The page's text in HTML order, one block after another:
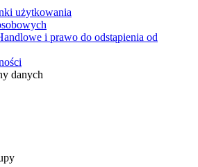
użytkowania
i prawo do odstąpienia od
danych